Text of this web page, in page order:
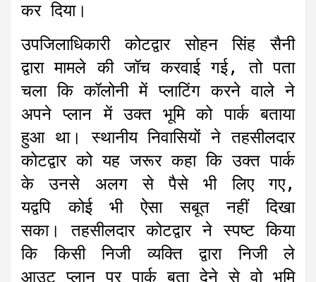
कर दिया।
उपजिलाधिकारी कोटद्वार सोहन सिंह सैनी
द्वारा मामले की जॉच करवाई गई, तो पता
चला कि कॉलोनी में प्लाटिंग करने वाले ने
अपने प्लान में उक्त भूमि को पार्क बताया
हुआ था। स्थानीय निवासियों ने तहसीलदार
कोटद्वार को यह जरूर कहा कि उक्त पार्क
के उनसे अलग से पैसे भी लिए गए,
यद्वपि कोई भी ऐसा सबूत नहीं दिखा
सका। तहसीलदार कोटद्वार ने स्पष्ट किया
कि किसी निजी व्यक्ति द्वारा निजी ले
आउट प्लान पर पार्क बता देने से वो भूमि